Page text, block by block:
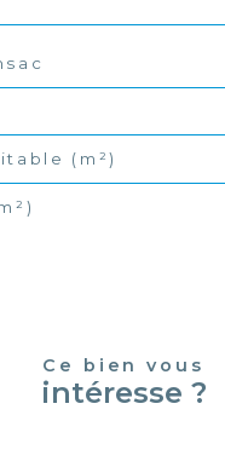
(m²)
Ce bien vous
intéresse ?